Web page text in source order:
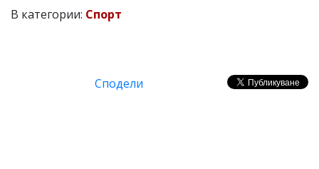
В категории: Спорт
Сподели